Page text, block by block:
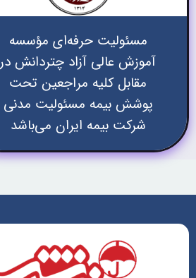
مسئولیت حرفه‌ای مؤسسه
آموزش عالی آزاد چتردانش در
مقابل کلیه مراجعین تحت
پوشش بیمه مسئولیت مدنی
شرکت بیمه ایران می‌باشد